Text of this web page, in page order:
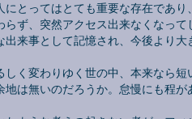
にとってはとても重要な存在であり
らず、突然アクセス出来なくなっ
出来事として記憶され、今後より大
しく変わりゆく世の中、本来なら
地は無いのだろうか。怠慢にも程が